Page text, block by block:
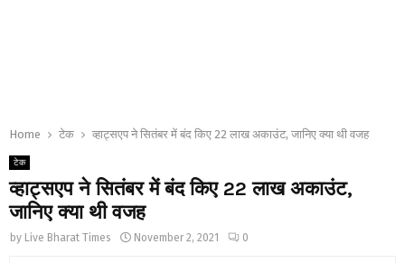
Home टेक व्हाट्सएप ने सितंबर में बंद किए 22 लाख अकाउंट, जानिए क्या थी वजह
टेक
व्हाट्सएप ने सितंबर में बंद किए 22 लाख अकाउंट,
जानिए क्या थी वजह
by Live Bharat Times November 2, 2021 0